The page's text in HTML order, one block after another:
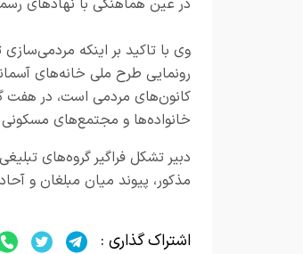
وی با تاکید بر اینکه
رونمایی طرح ملی خانه‌های
کانون‌های مردمی است، در هفت
خانواده‌ها و مجتمع‌های
دبیر تشکل‌ فراگیر گروه‌های
مذکور، پیوند میان مبلغان و
اشتراک گذاری :